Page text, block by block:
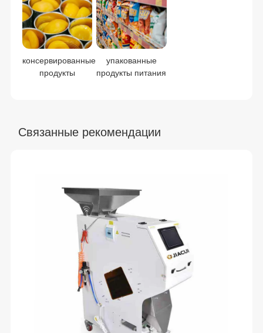
консервированные
продукты
упакованные
продукты питания
Связанные рекомендации